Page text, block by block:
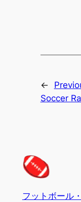
←
Soccer
フットボール